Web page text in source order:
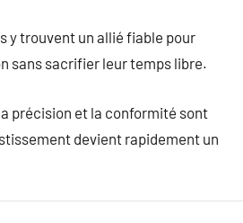
y trouvent un allié fiable pour
sans sacrifier leur temps libre.
précision et la conformité sont
devient rapidement un